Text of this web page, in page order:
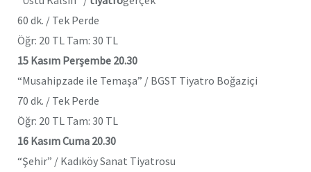
60 dk. / Tek Perde
Öğr: 20 TL Tam: 30 TL
15 Kasım Perşembe 20.30
“Musahipzade ile Temaşa” / BGST Tiyatro Boğaziçi
70 dk. / Tek Perde
Öğr: 20 TL Tam: 30 TL
16 Kasım Cuma 20.30
“Şehir” / Kadıköy Sanat Tiyatrosu